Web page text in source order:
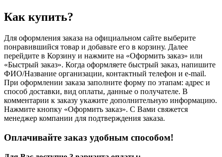
Как купить?
Для оформления заказа на официальном сайте выберите
понравившийся товар и добавьте его в корзину. Далее
перейдите в Корзину и нажмите на «Оформить заказ» или
«Быстрый заказ». Когда оформляете быстрый заказ, напишите
ФИО/Название организации, контактный телефон и e-mail.
При оформлении заказа заполните форму по этапам: адрес и
способ доставки, вид оплаты, данные о получателе. В
комментарии к заказу укажите дополнительную информацию.
Нажмите кнопку «Оформить заказ». С Вами свяжется
менеджер компании для подтверждения заказа.
Оплачивайте заказ удобным способом!